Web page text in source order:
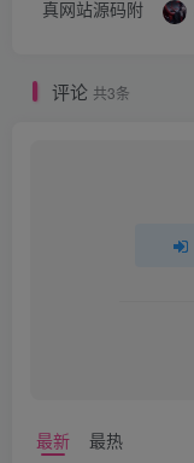
评论 共3条
最新 最热